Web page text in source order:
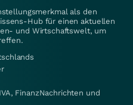
als den
Hub für einen aktuellen
und Wirtschaftswelt, um
FinanzNachrichten und